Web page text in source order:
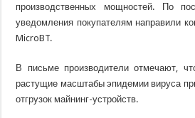
производственных мощностей. По
уведомления покупателям направили
MicroBT.
В письме производители отмечают,
растущие масштабы эпидемии вируса
отгрузок майнинг-устройств.